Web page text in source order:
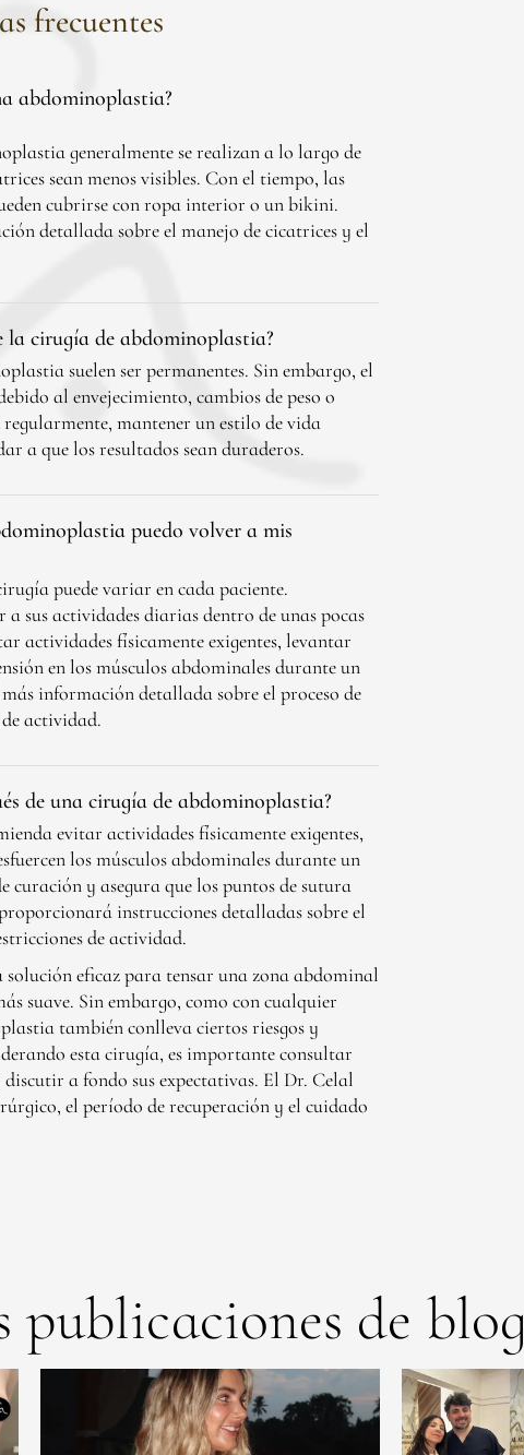
frecuentes
abdominoplastia?
generalmente se realizan a lo largo de
sean menos visibles. Con el tiempo, las
cubrirse con ropa interior o un bikini.
detallada sobre el manejo de cicatrices y el
la cirugía de abdominoplastia?
suelen ser permanentes. Sin embargo, el
al envejecimiento, cambios de peso o
mantener un estilo de vida
a que los resultados sean duraderos.
puedo volver a mis
puede variar en cada paciente.
sus actividades diarias dentro de unas pocas
actividades físicamente exigentes, levantar
en los músculos abdominales durante un
información detallada sobre el proceso de
actividad.
de una cirugía de abdominoplastia?
evitar actividades físicamente exigentes,
los músculos abdominales durante un
curación y asegura que los puntos de sutura
instrucciones detalladas sobre el
de actividad.
eficaz para tensar una zona abdominal
suave. Sin embargo, como con cualquier
también conlleva ciertos riesgos y
esta cirugía, es importante consultar
a fondo sus expectativas. El Dr. Celal
el período de recuperación y el cuidado
publicaciones de blog